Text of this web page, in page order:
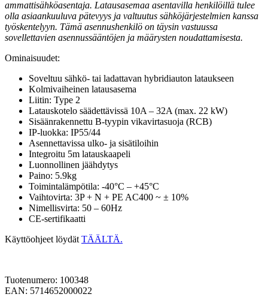
ammattisähköasentaja. Latausasemaa asentavilla henkilöillä tulee
olla asiaankuuluva pätevyys ja valtuutus sähköjärjestelmien kanssa
työskentelyyn. Tämä asennushenkilö on täysin vastuussa
sovellettavien asennussääntöjen ja määrysten noudattamisesta.
Ominaisuudet:
Soveltuu sähkö- tai ladattavan hybridiauton lataukseen
Kolmivaiheinen latausasema
Liitin: Type 2
Latauskotelo säädettävissä 10A – 32A (max. 22 kW)
Sisäänrakennettu B-tyypin vikavirtasuoja (RCB)
IP-luokka: IP55/44
Asennettavissa ulko- ja sisätiloihin
Integroitu 5m latauskaapeli
Luonnollinen jäähdytys
Paino: 5.9kg
Toimintalämpötila: -40°C – +45°C
Vaihtovirta: 3P + N + PE AC400 ~ ± 10%
Nimellisvirta: 50 – 60Hz
CE-sertifikaatti
Käyttöohjeet löydät TÄÄLTÄ.
Tuotenumero: 100348
EAN: 5714652000022